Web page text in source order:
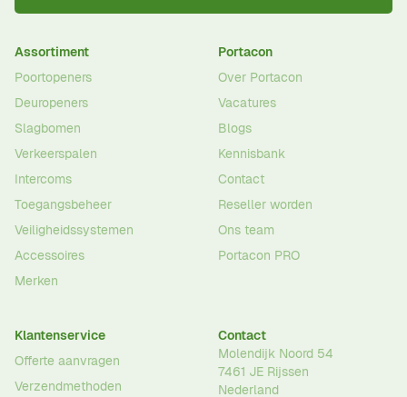
Assortiment
Poortopeners
Deuropeners
Slagbomen
Verkeerspalen
Intercoms
Toegangsbeheer
Veiligheidssystemen
Accessoires
Merken
Portacon
Over Portacon
Vacatures
Blogs
Kennisbank
Contact
Reseller worden
Ons team
Portacon PRO
Klantenservice
Offerte aanvragen
Verzendmethoden
Contact
Molendijk Noord 54
7461 JE Rijssen
Nederland